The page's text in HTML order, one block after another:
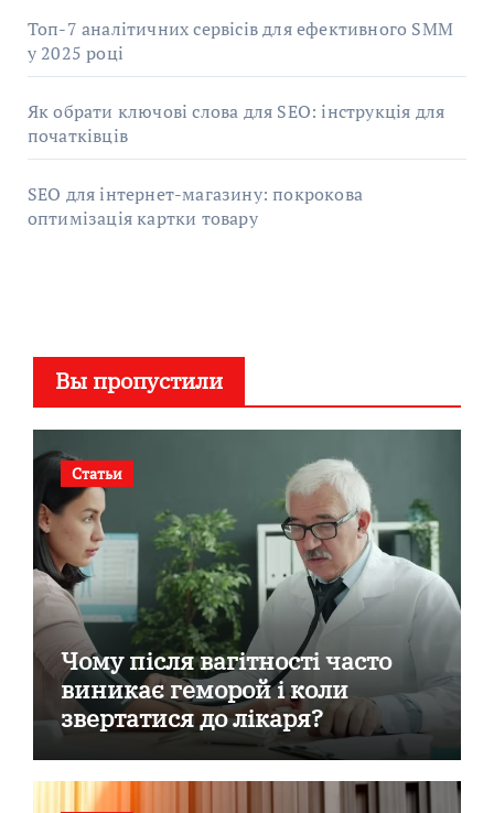
Топ-7 аналітичних сервісів для ефективного SMM
у 2025 році
Як обрати ключові слова для SEO: інструкція для
початківців
SEO для інтернет-магазину: покрокова
оптимізація картки товару
Вы пропустили
Статьи
Чому після вагітності часто
виникає геморой і коли
звертатися до лікаря?